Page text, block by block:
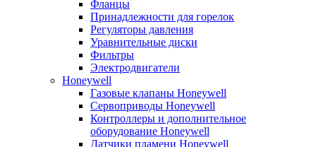
Фланцы
Принадлежности для горелок
Регуляторы давления
Уравнительные диски
Фильтры
Электродвигатели
Honeywell
Газовые клапаны Honeywell
Сервоприводы Honeywell
Контроллеры и дополнительное
оборудование Honeywell
Датчики пламени Honeywell